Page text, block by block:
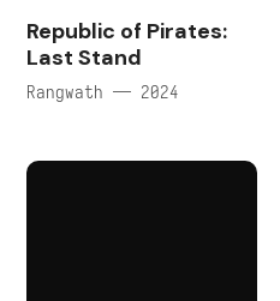
Republic of Pirates:
Last Stand
Rangwath — 2024